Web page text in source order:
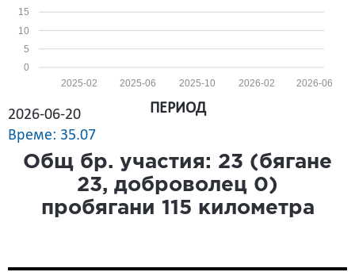
0
5
10
15
2026-06
2026-02
2025-10
2025-06
2025-02
2026-06-20
Време: 35.07
ПЕРИОД
Общ бр. участия: 23 (бягане
23, доброволец 0)
пробягани 115 километра